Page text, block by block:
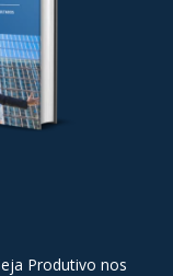
Produtivo nos